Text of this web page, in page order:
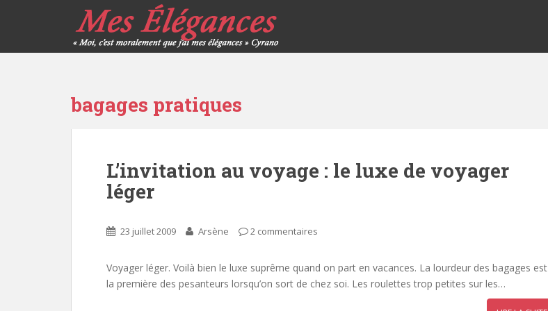
bagages pratiques
L’invitation au voyage : le luxe de voyager
léger
23 juillet 2009 Arsène 2 commentaires
Voyager léger. Voilà bien le luxe suprême quand on part en vacances. La lourdeur des bagages est
la première des pesanteurs lorsqu’on sort de chez soi. Les roulettes trop petites sur les…